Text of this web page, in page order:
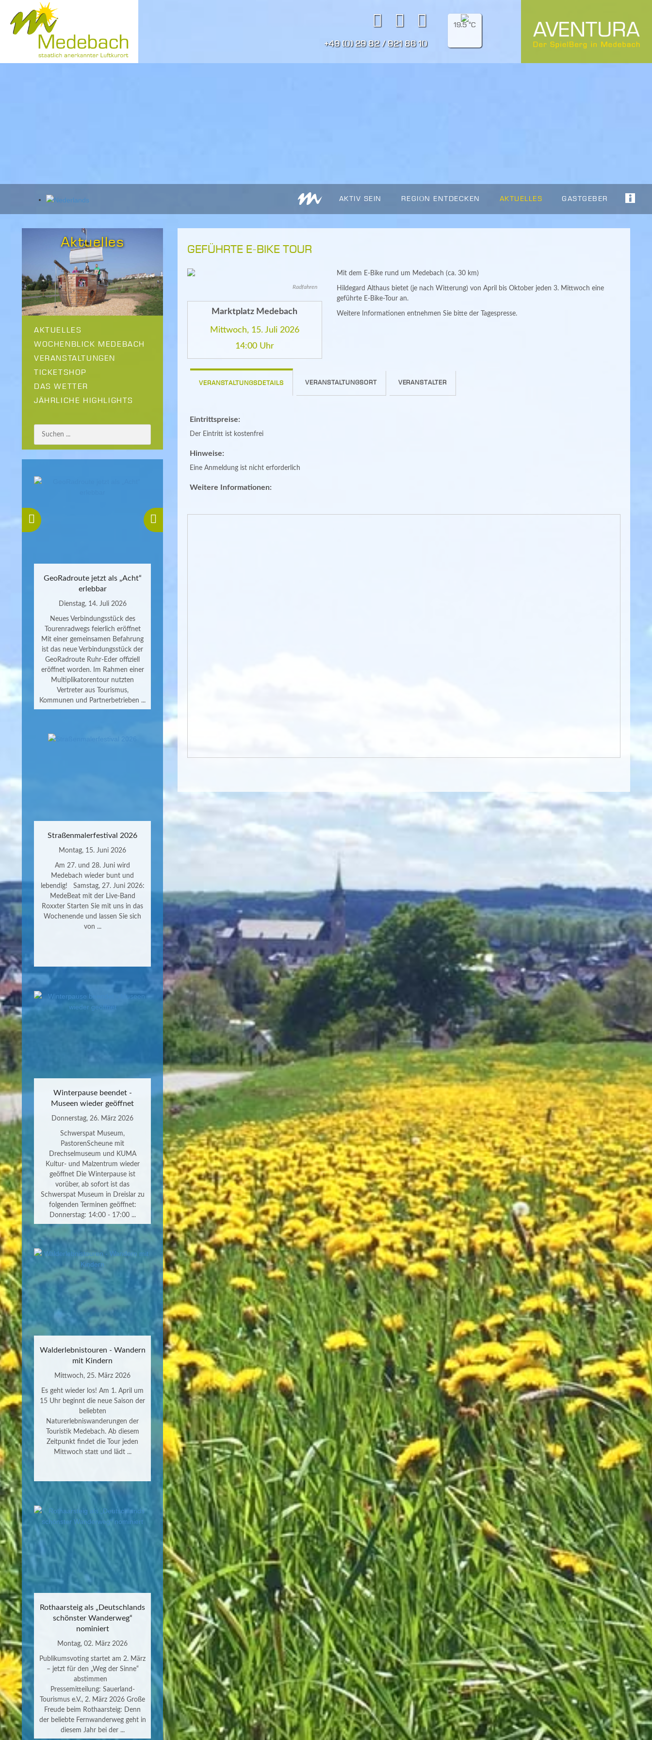
+49 (0) 29 82 / 921 86 10
19.5 °C
AKTIV SEIN REGION ENTDECKEN AKTUELLES GASTGEBER
Aktuelles
AKTUELLES
WOCHENBLICK MEDEBACH
VERANSTALTUNGEN
TICKETSHOP
DAS WETTER
JÄHRLICHE HIGHLIGHTS
GeoRadroute jetzt als „Acht“
erlebbar
Dienstag, 14. Juli 2026
Neues Verbindungsstück des
Tourenradwegs feierlich eröffnet
Mit einer gemeinsamen Befahrung
ist das neue Verbindungsstück der
GeoRadroute Ruhr-Eder offiziell
eröffnet worden. Im Rahmen einer
Multiplikatorentour nutzten
Vertreter aus Tourismus,
Kommunen und Partnerbetrieben ...
Straßenmalerfestival 2026
Montag, 15. Juni 2026
Am 27. und 28. Juni wird
Medebach wieder bunt und
lebendig! Samstag, 27. Juni 2026:
MedeBeat mit der Live-Band
Roxxter Starten Sie mit uns in das
Wochenende und lassen Sie sich
von ...
Winterpause beendet -
Museen wieder geöffnet
Donnerstag, 26. März 2026
Schwerspat Museum,
PastorenScheune mit
Drechselmuseum und KUMA
Kultur- und Malzentrum wieder
geöffnet Die Winterpause ist
vorüber, ab sofort ist das
Schwerspat Museum in Dreislar zu
folgenden Terminen geöffnet:
Donnerstag: 14:00 - 17:00 ...
Walderlebnistouren - Wandern
mit Kindern
Mittwoch, 25. März 2026
Es geht wieder los! Am 1. April um
15 Uhr beginnt die neue Saison der
beliebten
Naturerlebniswanderungen der
Touristik Medebach. Ab diesem
Zeitpunkt findet die Tour jeden
Mittwoch statt und lädt ...
Rothaarsteig als „Deutschlands
schönster Wanderweg“
nominiert
Montag, 02. März 2026
Publikumsvoting startet am 2. März
– jetzt für den „Weg der Sinne“
abstimmen
Pressemitteilung: Sauerland-
Tourismus e.V., 2. März 2026 Große
Freude beim Rothaarsteig: Denn
der beliebte Fernwanderweg geht in
diesem Jahr bei der ...
GEFÜHRTE E-BIKE TOUR
Radfahren
Marktplatz Medebach
Mittwoch, 15. Juli 2026
14:00 Uhr
Mit dem E-Bike rund um Medebach (ca. 30 km)
Hildegard Althaus bietet (je nach Witterung) von April bis Oktober jeden 3. Mittwoch eine
geführte E-Bike-Tour an.
Weitere Informationen entnehmen Sie bitte der Tagespresse.
VERANSTALTUNGSDETAILS VERANSTALTUNGSORT VERANSTALTER
Eintrittspreise:
Der Eintritt ist kostenfrei
Hinweise:
Eine Anmeldung ist nicht erforderlich
Weitere Informationen: